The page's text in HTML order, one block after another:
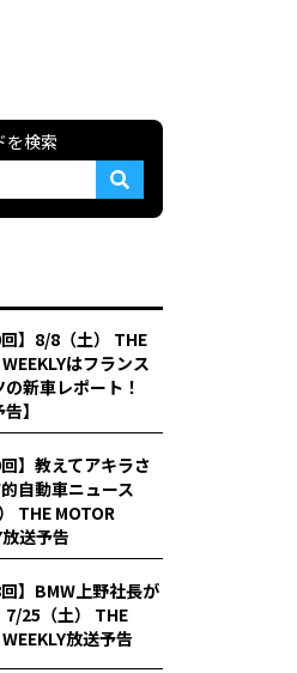
を検索
回】8/8（土） THE
はフランス
の新車レポート！
】
回】教えてアキラさ
自動車ニュース
THE MOTOR
送予告
回】BMW上野社長が
7/25（土） THE
放送予告